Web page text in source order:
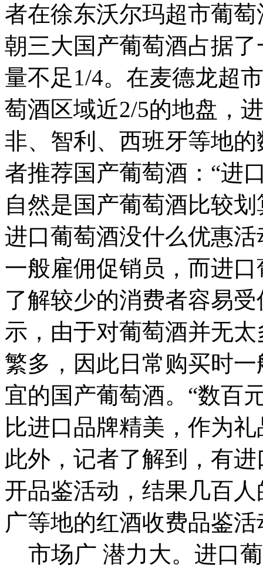
者在徐东沃尔玛超市葡
朝三大国产葡萄酒占据
量不足1/4。在麦德龙超
萄酒区域近2/5的地盘，
非、智利、西班牙等地
者推荐国产葡萄酒：“进
自然是国产葡萄酒比较
进口葡萄酒没什么优惠
一般雇佣促销员，而进
了解较少的消费者容易
示，由于对葡萄酒并无
繁多，因此日常购买时
宜的国产葡萄酒。“数百
比进口品牌精美，作为
此外，记者了解到，有
开品鉴活动，结果几百
广等地的红酒收费品鉴
市场广 潜力大。进口